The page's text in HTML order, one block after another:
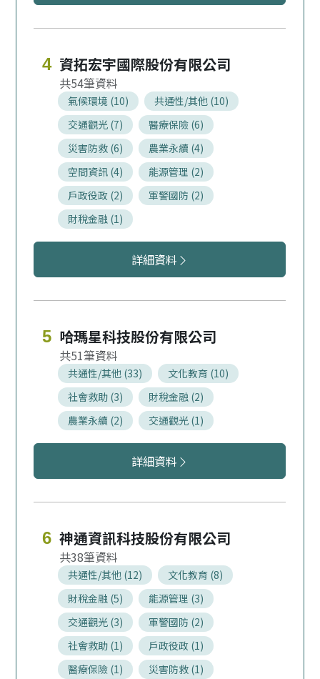
4 資拓宏宇國際股份有限公司
氣候環境 (10)
共通性/其他 (10)
交通觀光 (7)
醫療保險 (6)
災害防救 (6)
農業永續 (4)
空間資訊 (4)
能源管理 (2)
戶政役政 (2)
軍警國防 (2)
財稅金融 (1)
54
資拓宏宇國際股份有限公司服務領域
詳細資料
5 哈瑪星科技股份有限公司
共通性/其他 (33)
文化教育 (10)
社會救助 (3)
財稅金融 (2)
農業永續 (2)
交通觀光 (1)
51
哈瑪星科技股份有限公司服務領域
詳細資料
6 神通資訊科技股份有限公司
共通性/其他 (12)
文化教育 (8)
財稅金融 (5)
能源管理 (3)
交通觀光 (3)
軍警國防 (2)
社會救助 (1)
戶政役政 (1)
醫療保險 (1)
災害防救 (1)
38